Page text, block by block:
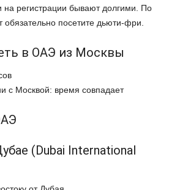
на регистрации бывают долгими. По
обязательно посетите дьюти-фри.
в ОАЭ из Москвы
с Москвой: время совпадает
(Dubai International